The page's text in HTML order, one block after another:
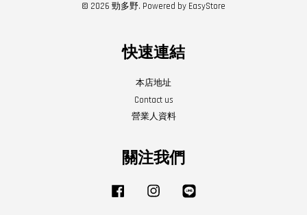
© 2026 勁多野. Powered by EasyStore
快速連結
本店地址
Contact us
營業人資料
關注我們
Facebook Instagram